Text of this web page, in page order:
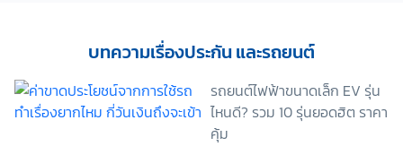
อื่นๆ ท่านสามารถอ่านรายละเอียดนโยบายคุ้มครองข้อมูล
ส่วนบุคคลและสิทธิของเจ้าของข้อมูลส่วนบุคคลได้ที่
ความยินยอม ทั้งนี้ ก่อนการแสดงเจตนา ข้าพเจ้าได้อ่าน
รายละเอียดจากเอกสารชี้แจงข้อมูล หรือได้รับคำอธิบาย
จากหน่วยงานถึงวัตถุประสงค์ในการเก็บรวบรวม ใช้หรือ
บทความเรื่องประกัน และรถยนต์
รถยนต์ไฟฟ้าขนาดเล็ก EV รุ่น
ไหนดี? รวม 10 รุ่นยอดฮิต ราคา
คุ้ม